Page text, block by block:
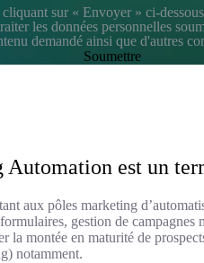
sur « Envoyer » ci-
les données personnelles
demandé ainsi que d'autres
est un
aux pôles marketing
gestion de
la montée en maturité de
notamment.